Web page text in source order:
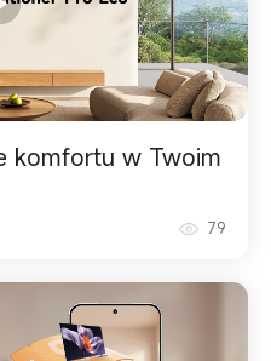
komfortu w Twoim
79